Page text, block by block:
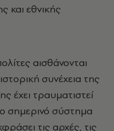
και εθνικής
αισθάνονται
συνέχεια της
έχει τραυματιστεί
σημερινό σύστημα
τις αρχές, τις